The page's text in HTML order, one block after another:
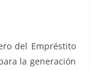
del Empréstito
la generación